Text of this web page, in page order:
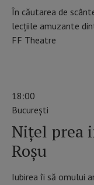
În căutarea de
lecțiile amuzante
FF Theatre
18:00
Bucureşti
Nițel prea
Roșu
Iubirea îi să omului